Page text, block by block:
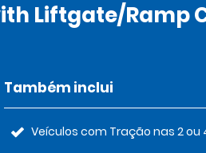
Liftgate/Ramp
Também inclui
Veículos com Tração nas 2 ou